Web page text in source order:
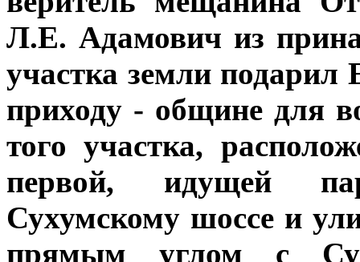
Л.Е. Адамович из
участка земли подарил
приходу - общине для
того участка,
первой, идущей
Сухумскому шоссе и
прямым углом с